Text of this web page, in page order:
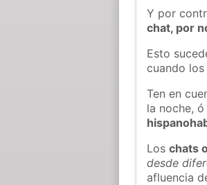
Y por
chat, por
Esto
cuando
Ten en
la noche,
Loschats
desde
afluencia